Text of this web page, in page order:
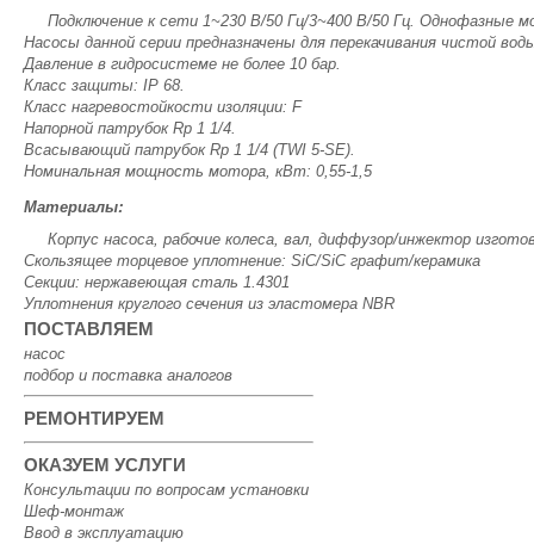
Подключение к сети 1~230 В/50 Гц/3~400 В/50 Гц.
Насосы данной серии предназначены для перекачивания чистой
Давление в гидросистеме не более 10 бар.
Класс защиты: IP 68.
Класс нагревостойкости изоляции: F
Напорной патрубок Rp 1 1/4.
Всасывающий патрубок Rp 1 1/4 (TWI 5-SE).
Номинальная мощность мотора, кВт: 0,55-1,5
Материалы:
Корпус насоса, рабочие колеса, вал, диффузор/инжектор
Скользящее торцевое уплотнение: SiC/SiC графит/керамика
Секции: нержавеющая сталь 1.4301
Уплотнения круглого сечения из эластомера NBR
ПОСТАВЛЯЕМ
насос
подбор и поставка аналогов
РЕМОНТИРУЕМ
ОКАЗУЕМ УСЛУГИ
Консультации по вопросам установки
Шеф-монтаж
Ввод в эксплуатацию